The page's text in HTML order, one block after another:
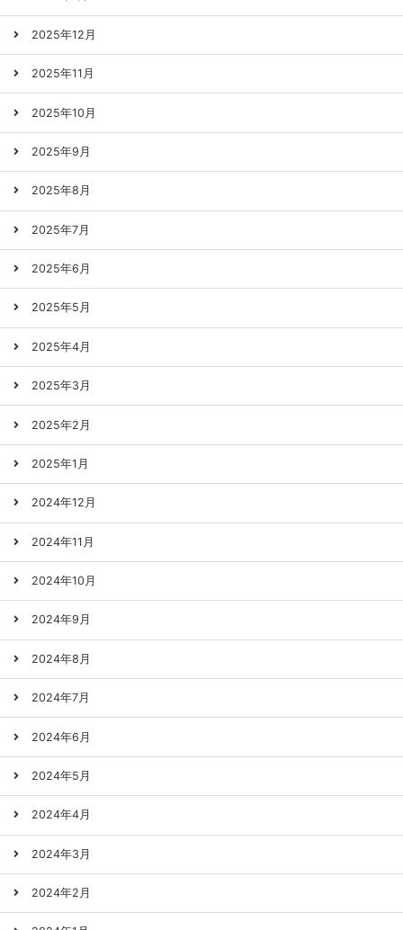
2025年12月
2025年11月
2025年10月
2025年9月
2025年8月
2025年7月
2025年6月
2025年5月
2025年4月
2025年3月
2025年2月
2025年1月
2024年12月
2024年11月
2024年10月
2024年9月
2024年8月
2024年7月
2024年6月
2024年5月
2024年4月
2024年3月
2024年2月